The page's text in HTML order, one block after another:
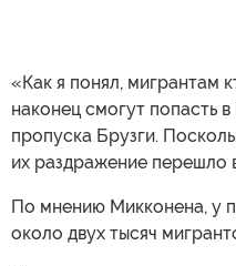
«Как я понял, мигрантам
наконец смогут попасть
пропуска Брузги.
их раздражение перешло
По мнению Микконена, у
около двух тысяч